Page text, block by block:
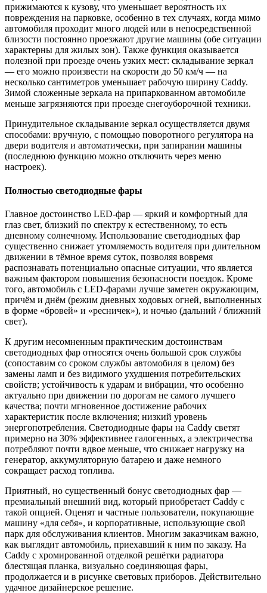
прижимаются к кузову, что уменьшает вероятность их
повреждения на парковке, особенно в тех случаях, когда мимо
автомобиля проходит много людей или в непосредственной
близости постоянно проезжают другие машины (обе ситуации
характерны для жилых зон). Также функция оказывается
полезной при проезде очень узких мест: складывание зеркал
— его можно произвести на скорости до 50 км/ч — на
несколько сантиметров уменьшает рабочую ширину Caddy.
Зимой сложенные зеркала на припаркованном автомобиле
меньше загрязняются при проезде снегоуборочной техники.
Принудительное складывание зеркал осуществляется двумя
способами: вручную, с помощью поворотного регулятора на
двери водителя и автоматически, при запирании машины
(последнюю функцию можно отключить через меню
настроек).
Полностью светодиодные фары
Главное достоинство LED-фар — яркий и комфортный для
глаз свет, близкий по спектру к естественному, то есть
дневному солнечному. Использование светодиодных фар
существенно снижает утомляемость водителя при длительном
движении в тёмное время суток, позволяя вовремя
распознавать потенциально опасные ситуации, что является
важным фактором повышения безопасности поездок. Кроме
того, автомобиль с LED-фарами лучше заметен окружающим,
причём и днём (режим дневных ходовых огней, выполненных
в форме «бровей» и «ресничек»), и ночью (дальний / ближний
свет).
К другим несомненным практическим достоинствам
светодиодных фар относятся очень большой срок службы
(сопоставим со сроком службы автомобиля в целом) без
замены ламп и без видимого ухудшения потребительских
свойств; устойчивость к ударам и вибрации, что особенно
актуально при движении по дорогам не самого лучшего
качества; почти мгновенное достижение рабочих
характеристик после включения; низкий уровень
энергопотребления. Светодиодные фары на Caddy светят
примерно на 30% эффективнее галогенных, а электричества
потребляют почти вдвое меньше, что снижает нагрузку на
генератор, аккумуляторную батарею и даже немного
сокращает расход топлива.
Приятный, но существенный бонус светодиодных фар —
премиальный внешний вид, который приобретает Caddy с
такой опцией. Оценят и частные пользователи, покупающие
машину «для себя», и корпоративные, использующие свой
парк для обслуживания клиентов. Многим заказчикам важно,
как выглядит автомобиль, приехавший к ним по заказу. На
Caddy с хромированной отделкой решётки радиатора
блестящая планка, визуально соединяющая фары,
продолжается и в рисунке световых приборов. Действительно
удачное дизайнерское решение.